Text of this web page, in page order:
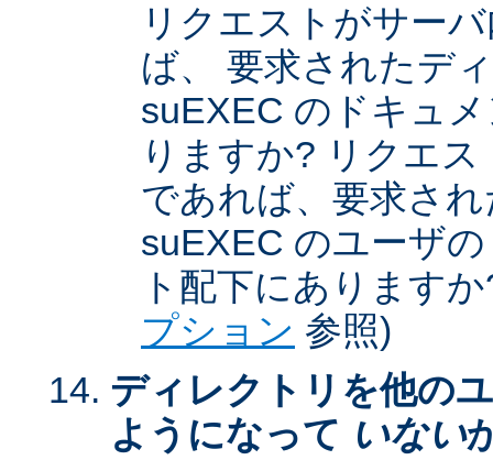
リクエストがサー
ば、 要求されたデ
suEXEC のドキュ
りますか? リクエ
であれば、要求さ
suEXEC のユーザ
ト配下にあります
プション 参照)
ディレクトリを他の
ようになって いない